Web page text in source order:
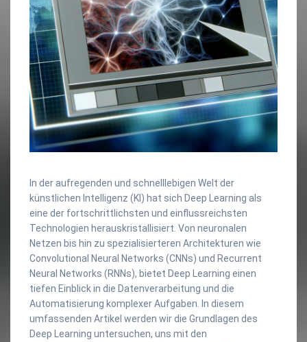
In der aufregenden und schnelllebigen Welt der
künstlichen Intelligenz (KI) hat sich Deep Learning als
eine der fortschrittlichsten und einflussreichsten
Technologien herauskristallisiert. Von neuronalen
Netzen bis hin zu spezialisierteren Architekturen wie
Convolutional Neural Networks (CNNs) und Recurrent
Neural Networks (RNNs), bietet Deep Learning einen
tiefen Einblick in die Datenverarbeitung und die
Automatisierung komplexer Aufgaben. In diesem
umfassenden Artikel werden wir die Grundlagen des
Deep Learning untersuchen, uns mit den